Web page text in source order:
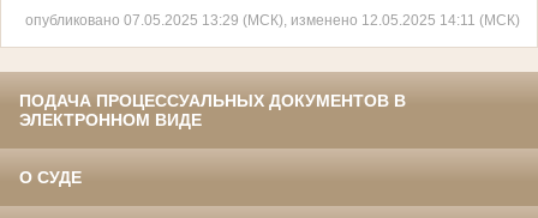
опубликовано 07.05.2025 13:29 (МСК), изменено 12.05.2025 14:11 (МСК)
ПОДАЧА ПРОЦЕССУАЛЬНЫХ ДОКУМЕНТОВ В
ЭЛЕКТРОННОМ ВИДЕ
О СУДЕ